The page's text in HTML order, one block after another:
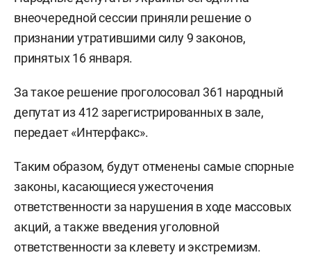
внеочередной сессии приняли решение о
признании утратившими силу 9 законов,
принятых 16 января.
За такое решение проголосовал 361 народный
депутат из 412 зарегистрированных в зале,
передает «Интерфакс».
Таким образом, будут отменены самые спорные
законы, касающиеся ужесточения
ответственности за нарушения в ходе массовых
акций, а также введения уголовной
ответственности за клевету и экстремизм.